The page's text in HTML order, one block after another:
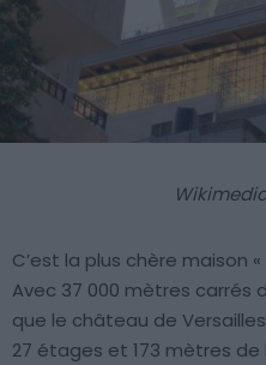
C’est la plus chère maison
Avec 37 000 mètres carrés
que le château de
27 étages et 173 mètres